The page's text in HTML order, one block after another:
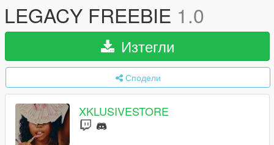
LEGACY FREEBIE 1.0
Изтегли
Сподели
XKLUSIVESTORE